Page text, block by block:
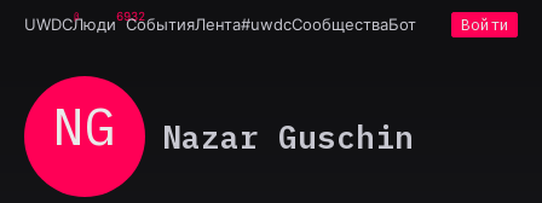
UWDCЛюди6932
СобытияЛента#uwdcСообществаБот Войти
NG Nazar Guschin